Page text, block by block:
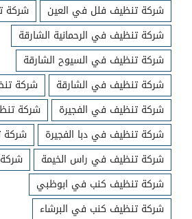
شركة تنظيف فلل في العين
شركة
شركة تنظيف في الرحمانية الشارقة
شركة تنظيف في السيوح الشارقة
شركة تنظيف في الشارقة
شركة
شركة تنظيف في الفجيرة
شركة
شركة تنظيف في دبا الفجيرة
شركة تنظيف في راس الخيمة
شركة تنظيف كنب في ابوظبي
شركة تنظيف كنب في البرشاء